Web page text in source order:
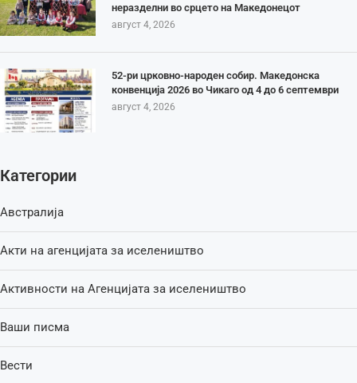
неразделни во срцето на Македонецот
август 4, 2026
52-ри црковно-народен собир. Македонска
конвенција 2026 во Чикаго од 4 до 6 септември
август 4, 2026
Категории
Австралија
Акти на агенцијата за иселеништво
Активности на Агенцијата за иселеништво
Ваши писма
Вести